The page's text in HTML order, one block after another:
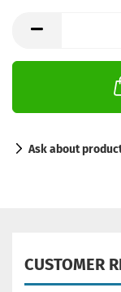
Ask about
CUSTOMER